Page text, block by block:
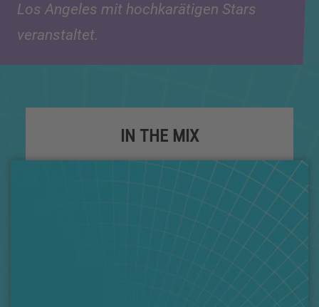
Los Angeles mit hochkarätigen Stars
veranstaltet.
IN THE MIX